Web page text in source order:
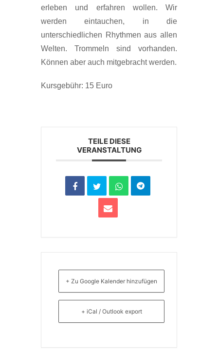
erleben und erfahren wollen. Wir
werden eintauchen, in die
unterschiedlichen Rhythmen aus allen
Welten. Trommeln sind vorhanden.
Können aber auch mitgebracht werden.
Kursgebühr: 15 Euro
TEILE DIESE
VERANSTALTUNG
+ Zu Google Kalender hinzufügen
+ iCal / Outlook export